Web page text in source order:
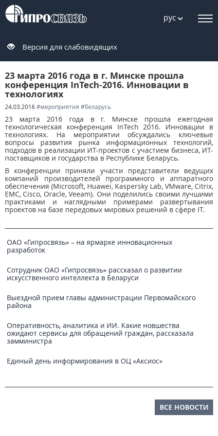
рус
Версия для слабовидящих
23 марта 2016 года в г. Минске прошла
конференция InTech-2016. Инновации в
технологиях
24.03.2016#мероприятия #беларусь
23 марта 2016 года в г. Минске прошла ежегодная
технологическая конференция InTech 2016. Инновации в
технологиях. На мероприятии обсуждались ключевые
вопросы развития рынка информационных технологий,
подходов в реализации ИТ-проектов с участием бизнеса, ИТ-
поставщиков и государства в Республике Беларусь.
В конференции приняли участи представители ведущих
компаний производителей программного и аппаратного
обеспечения (Microsoft, Huawei, Kaspersky Lab, VMware, Citrix,
EMC, Cisco, Oracle, Veeam). Они поделились своими лучшими
практиками и наглядными примерами развертывания
проектов на базе передовых мировых решений в сфере IT.
ОАО «Гипросвязь» – на ярмарке инновационных
разработок
Сотрудник ОАО «Гипросвязь» рассказал о развитии
искусственного интеллекта в Беларуси
Выездной прием главы администрации Первомайского
района
Оперативность, аналитика и ИИ. Какие новшества
ожидают сервисы для обращений граждан, рассказала
замминистра
Единый день информирования в ОЦ «Аксиос»
ВСЕ НОВОСТИ